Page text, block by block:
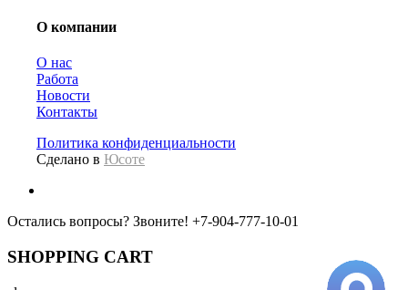
О компании
О нас
Работа
Новости
Контакты
Политика конфиденциальности
Сделано в Юсоте
Остались вопросы? Звоните! +7-904-777-10-01
SHOPPING CART